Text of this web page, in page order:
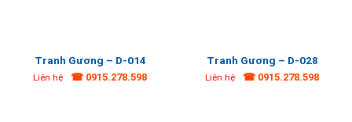
Tranh Gương – D-014
Liên hệ ☎ 0915.278.598
Tranh Gương – D-028
Liên hệ ☎ 0915.278.598